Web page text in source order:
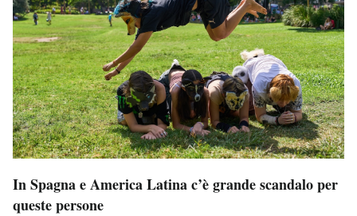
In Spagna e America Latina c’è grande scandalo per
queste persone